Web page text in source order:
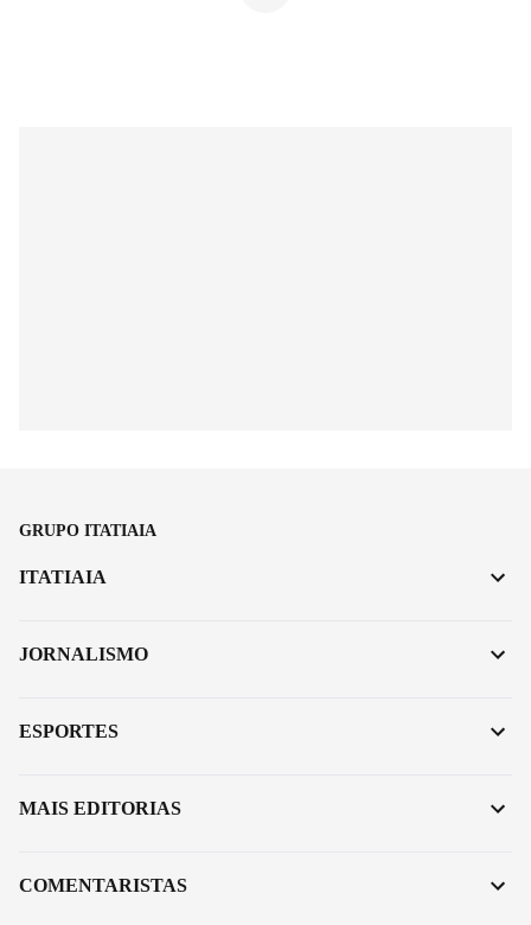
GRUPO ITATIAIA
ITATIAIA
JORNALISMO
ESPORTES
MAIS EDITORIAS
COMENTARISTAS